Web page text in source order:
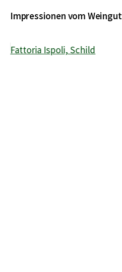
Impressionen vom Weingut